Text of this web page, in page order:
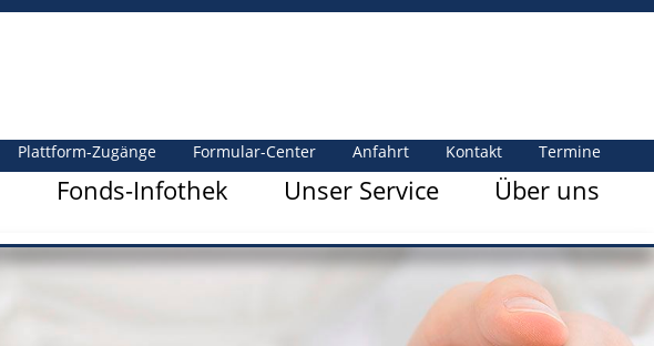
Plattform-Zugänge Formular-Center Anfahrt Kontakt Termine
Fonds-Infothek Unser Service Über uns